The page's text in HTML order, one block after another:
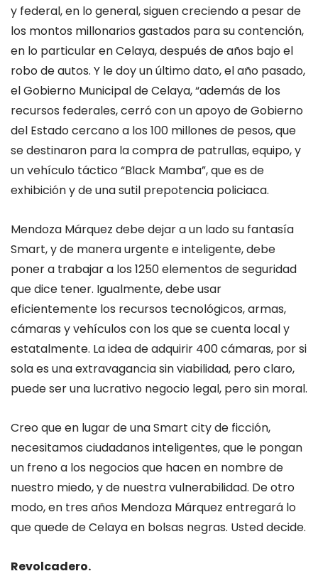
y federal, en lo general, siguen creciendo a pesar de
los montos millonarios gastados para su contención,
en lo particular en Celaya, después de años bajo el
robo de autos. Y le doy un último dato, el año pasado,
el Gobierno Municipal de Celaya, “además de los
recursos federales, cerró con un apoyo de Gobierno
del Estado cercano a los 100 millones de pesos, que
se destinaron para la compra de patrullas, equipo, y
un vehículo táctico “Black Mamba”, que es de
exhibición y de una sutil prepotencia policiaca.
Mendoza Márquez debe dejar a un lado su fantasía
Smart, y de manera urgente e inteligente, debe
poner a trabajar a los 1250 elementos de seguridad
que dice tener. Igualmente, debe usar
eficientemente los recursos tecnológicos, armas,
cámaras y vehículos con los que se cuenta local y
estatalmente. La idea de adquirir 400 cámaras, por si
sola es una extravagancia sin viabilidad, pero claro,
puede ser una lucrativo negocio legal, pero sin moral.
Creo que en lugar de una Smart city de ficción,
necesitamos ciudadanos inteligentes, que le pongan
un freno a los negocios que hacen en nombre de
nuestro miedo, y de nuestra vulnerabilidad. De otro
modo, en tres años Mendoza Márquez entregará lo
que quede de Celaya en bolsas negras. Usted decide.
Revolcadero.